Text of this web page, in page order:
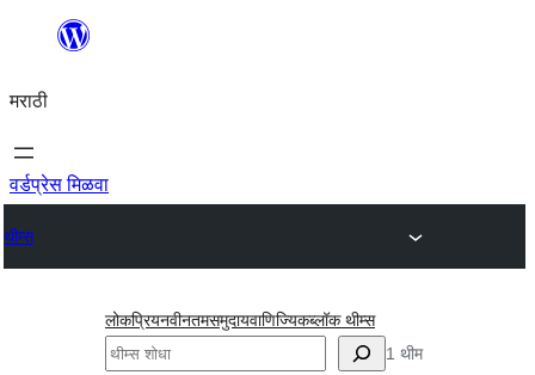
सामुग्रीवर
मराठी
वर्डप्रेस मिळवा
थीम्स
लोकप्रियनवीनतमसमुदायवाणिज्यिकब्लॉक थीम्स
शोधा
1 थीम